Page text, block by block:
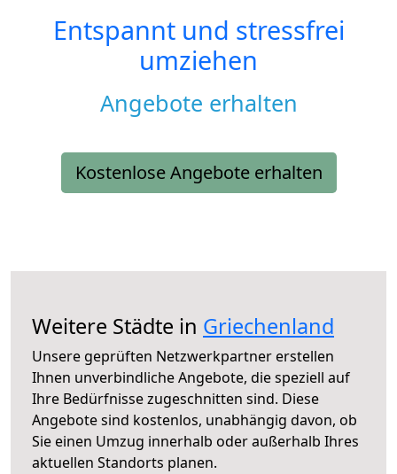
Entspannt und stressfrei
umziehen
Angebote erhalten
Kostenlose Angebote erhalten
Weitere Städte in Griechenland
Unsere geprüften Netzwerkpartner erstellen
Ihnen unverbindliche Angebote, die speziell auf
Ihre Bedürfnisse zugeschnitten sind. Diese
Angebote sind kostenlos, unabhängig davon, ob
Sie einen Umzug innerhalb oder außerhalb Ihres
aktuellen Standorts planen.